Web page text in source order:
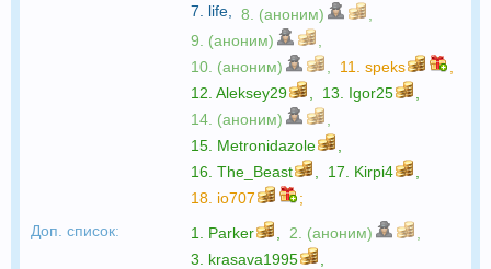
7. life 8. (аноним)
9. (аноним)
10. (аноним)
11. speks
12. Aleksey29 13. Igor25
14. (аноним)
15. Metronidazole
16. The_Beast 17. Kirpi4
18. io707
;
Доп. список:
1. Parker 2. (аноним)
3. krasava1995